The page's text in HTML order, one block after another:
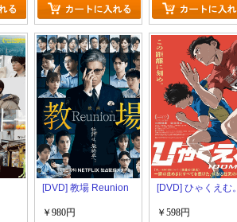
[DVD] 教場 Reunion
￥980円
[DVD] ひゃくえむ。
￥598円